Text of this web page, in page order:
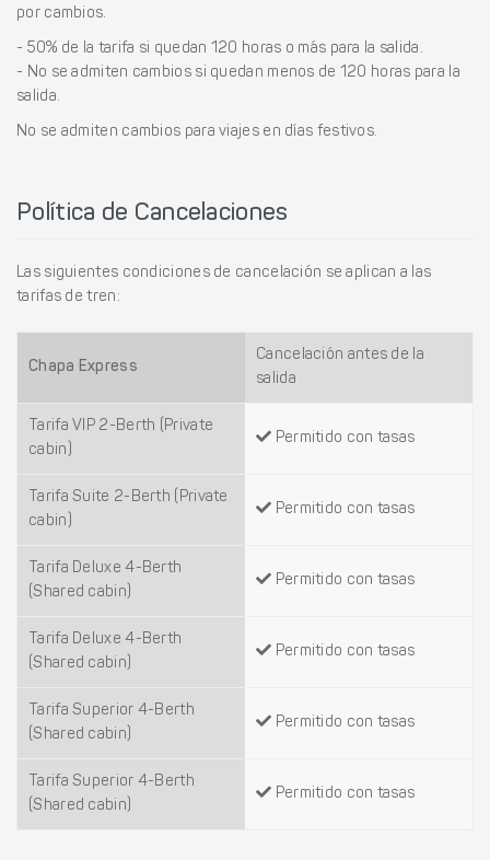
por cambios.
- 50% de la tarifa si quedan 120 horas o más para la salida.
- No se admiten cambios si quedan menos de 120 horas para la
salida.
No se admiten cambios para viajes en días festivos.
Política de Cancelaciones
Las siguientes condiciones de cancelación se aplican a las
tarifas de tren:
Chapa Express
Cancelación antes de la
salida
Tarifa VIP 2-Berth (Private
cabin)
Permitido con tasas
Tarifa Suite 2-Berth (Private
cabin)
Permitido con tasas
Tarifa Deluxe 4-Berth
(Shared cabin)
Permitido con tasas
Tarifa Deluxe 4-Berth
(Shared cabin)
Permitido con tasas
Tarifa Superior 4-Berth
(Shared cabin)
Permitido con tasas
Tarifa Superior 4-Berth
(Shared cabin)
Permitido con tasas